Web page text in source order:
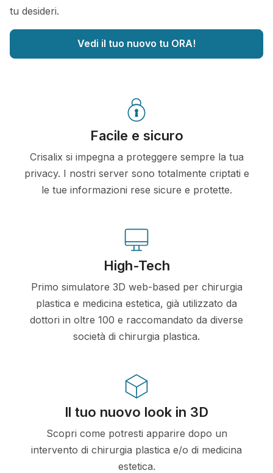
tu desideri.
Vedi il tuo nuovo tu ORA!
Facile e sicuro
Crisalix si impegna a proteggere sempre la tua
privacy. I nostri server sono totalmente criptati e
le tue informazioni rese sicure e protette.
High-Tech
Primo simulatore 3D web-based per chirurgia
plastica e medicina estetica, già utilizzato da
dottori in oltre 100 e raccomandato da diverse
società di chirurgia plastica.
Il tuo nuovo look in 3D
Scopri come potresti apparire dopo un
intervento di chirurgia plastica e/o di medicina
estetica.